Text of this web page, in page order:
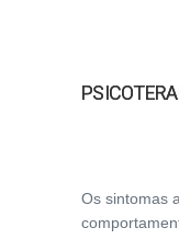
Os sintomas